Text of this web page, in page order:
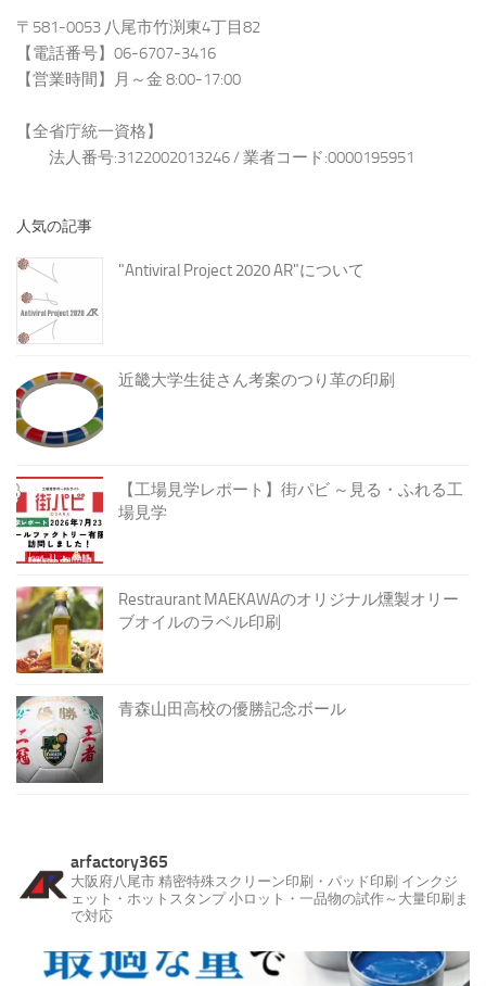
〒581-0053 八尾市竹渕東4丁目82
【電話番号】06-6707-3416
【営業時間】月～金 8:00-17:00
【全省庁統一資格】
法人番号:3122002013246 / 業者コード:0000195951
人気の記事
"Antiviral Project 2020 AR"について
近畿大学生徒さん考案のつり革の印刷
【工場見学レポート】街パビ ～見る・ふれる工
場見学
Restraurant MAEKAWAのオリジナル燻製オリー
ブオイルのラベル印刷
青森山田高校の優勝記念ボール
arfactory365
大阪府八尾市 精密特殊スクリーン印刷・パッド印刷 インクジ
ェット・ホットスタンプ小ロット・一品物の試作～大量印刷ま
で対応